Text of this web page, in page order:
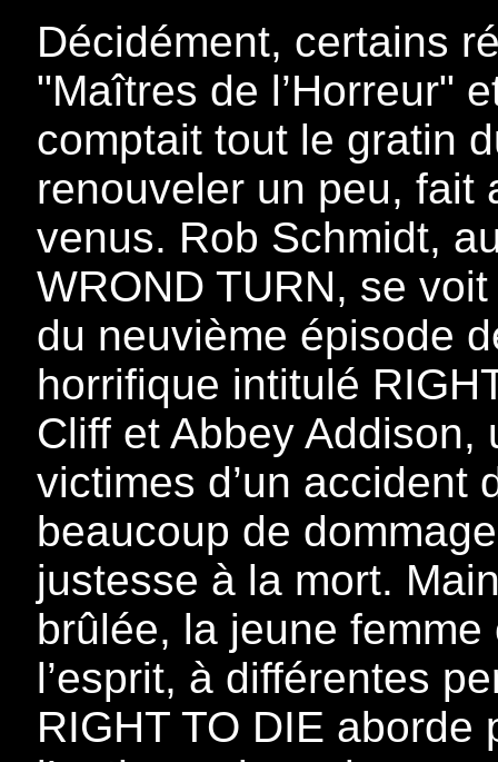
Décidément, certains
"Maîtres de l’Horreur"
comptait tout le gratin
renouveler un peu, fait
venus. Rob Schmidt,
WROND TURN, se
du neuvième épisode
horrifique intitulé
Cliff et Abbey
victimes d’un accident
beaucoup de
justesse à la mort.
brûlée, la jeune femme
l’esprit, à différentes
RIGHT TO DIE